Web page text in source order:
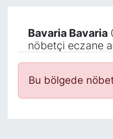
Bavaria Bavaria
nöbetçi eczane
Bu bölgede